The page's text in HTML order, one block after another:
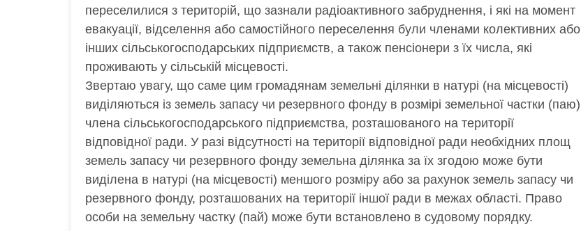
переселилися з територій, що зазнали радіоактивного забруднення, і які на момент
евакуації, відселення або самостійного переселення були членами колективних або
інших сільськогосподарських підприємств, а також пенсіонери з їх числа, які
проживають у сільській місцевості.
Звертаю увагу, що саме цим громадянам земельні ділянки в натурі (на місцевості)
виділяються із земель запасу чи резервного фонду в розмірі земельної частки (паю)
члена сільськогосподарського підприємства, розташованого на території
відповідної ради. У разі відсутності на території відповідної ради необхідних площ
земель запасу чи резервного фонду земельна ділянка за їх згодою може бути
виділена в натурі (на місцевості) меншого розміру або за рахунок земель запасу чи
резервного фонду, розташованих на території іншої ради в межах області. Право
особи на земельну частку (пай) може бути встановлено в судовому порядку.